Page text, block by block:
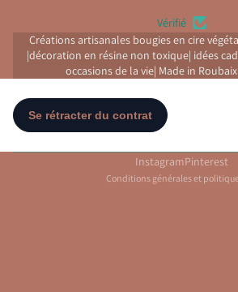
Vérifié
Créations artisanales bougies en cire
|décoration en résine non toxique| idées
occasions de la vie| Made in
InstagramPinterest
Conditions générales et
Politique de remboursement
Conditions d’utilisation
Politique d’expédition